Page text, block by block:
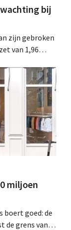
bij
zijn gebroken
van 1,96
start
voor het
miljoen
boert goed: de
de grens van